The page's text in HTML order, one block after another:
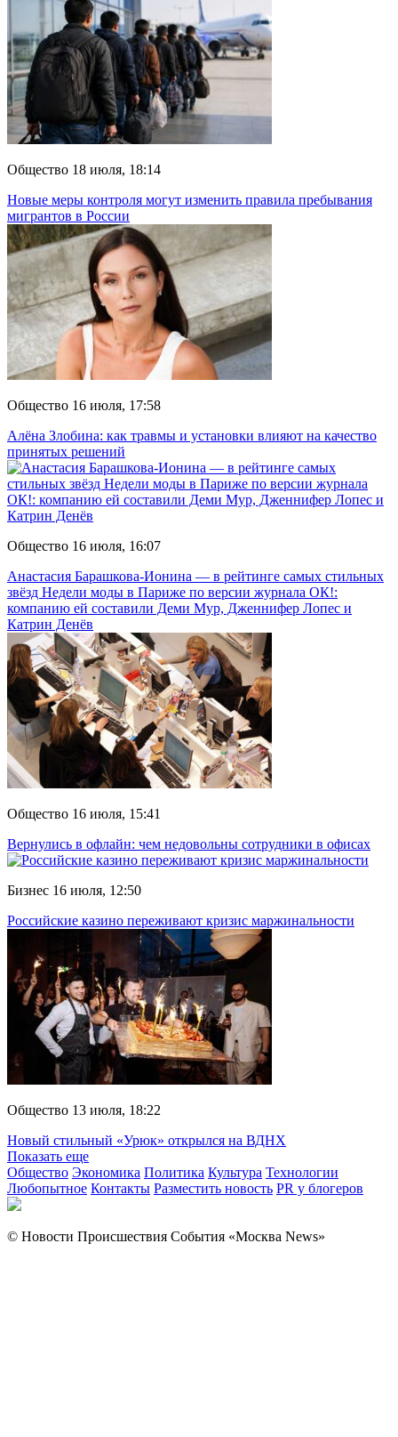
Общество 18 июля, 18:14
Новые меры контроля могут изменить правила пребывания
мигрантов в России
Общество 16 июля, 17:58
Алёна Злобина: как травмы и установки влияют на качество
принятых решений
Общество 16 июля, 16:07
Анастасия Барашкова‑Ионина — в рейтинге самых стильных
звёзд Недели моды в Париже по версии журнала ОК!:
компанию ей составили Деми Мур, Дженнифер Лопес и
Катрин Денёв
Общество 16 июля, 15:41
Вернулись в офлайн: чем недовольны сотрудники в офисах
Бизнес 16 июля, 12:50
Российские казино переживают кризис маржинальности
Общество 13 июля, 18:22
Новый стильный «Урюк» открылся на ВДНХ
Показать еще
Общество Экономика Политика Культура Технологии
Любопытное Контакты Разместить новость PR у блогеров
© Новости Происшествия События «Москва News»